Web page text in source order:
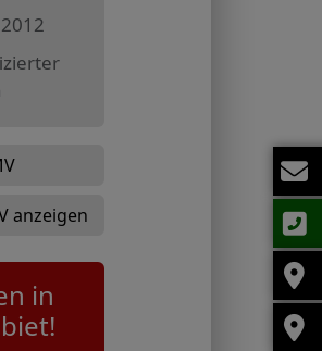
anzeigen
in